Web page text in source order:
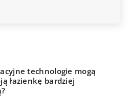
technologie mogą
łazienkę bardziej